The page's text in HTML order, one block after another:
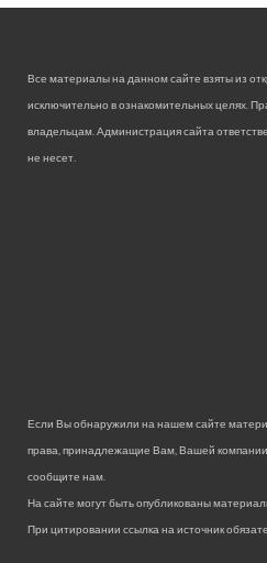
Все материалы на данном сайте взяты из
исключительно в ознакомительных целях.
владельцам. Администрация сайта
не несет.
Если Вы обнаружили на нашем сайте
права, принадлежащие Вам, Вашей компании
сообщите нам.
На сайте могут быть опубликованы
При цитировании ссылка на источник